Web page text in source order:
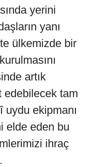
yerini
yanı
ülkemizde bir
artık
edebilecek tam
uydu ekipmanı
elde eden bu
ihraç